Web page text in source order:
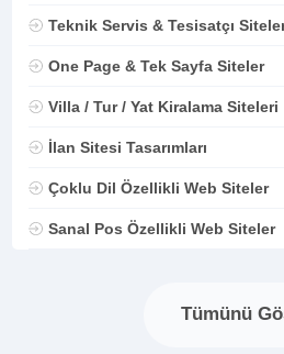
Teknik Servis & Tesisatçı
One Page & Tek Sayfa Siteler
Villa / Tur / Yat Kiralama Siteleri
İlan Sitesi Tasarımları
Çoklu Dil Özellikli Web Siteler
Sanal Pos Özellikli Web Siteler
Tümünü